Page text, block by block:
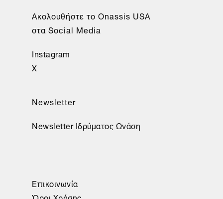
Aκολουθήστε το Onassis USA
στα Social Media
Instagram
X
Newsletter
Newsletter Ιδρύματος Ωνάση
Επικοινωνία